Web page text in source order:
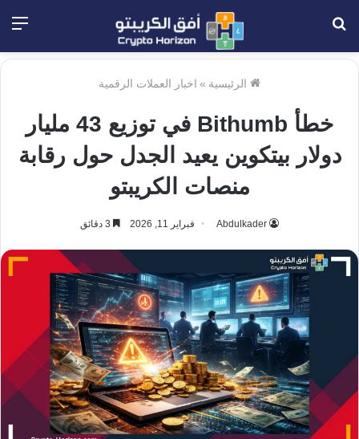
الرئيسية » اخبار العملات الرقمية
خطأ Bithumb في توزيع 43 مليار
دولار بيتكوين يعيد الجدل حول رقابة
منصات الكريبتو
Abdulkader فبراير 11, 2026